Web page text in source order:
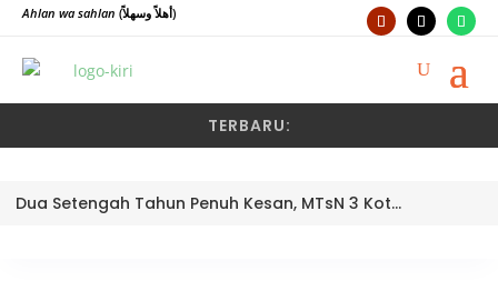
Ahlan wa sahlan (أهلاً وسهلاً)
TERBARU:
Dua Setengah Tahun Penuh Kesan, MTsN 3 Kota Padang Lepas Pengawas Pembina Dra. Nayusminar Nasrun